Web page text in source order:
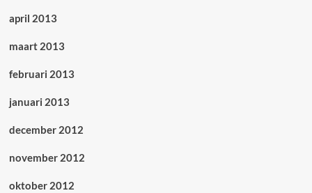
april 2013
maart 2013
februari 2013
januari 2013
december 2012
november 2012
oktober 2012